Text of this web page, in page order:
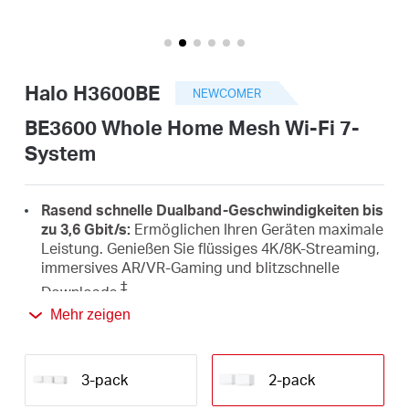
Halo H3600BE NEWCOMER
BE3600 Whole Home Mesh Wi-Fi 7-
System
Rasend schnelle Dualband-Geschwindigkeiten bis
zu 3,6 Gbit/s: Ermöglichen Ihren Geräten maximale
Leistung. Genießen Sie flüssiges 4K/8K-Streaming,
immersives AR/VR-Gaming und blitzschnelle
Downloads. ‡
Neuester Wi-Fi-7-Standard:
beeindruckende Performance.
△
Mehr zeigen
3-pack 2-pack